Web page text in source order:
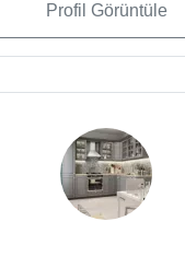
Profil Görüntüle